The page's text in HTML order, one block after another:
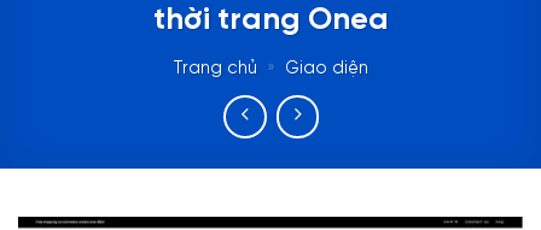
thời trang Onea
Trang chủ » Giao diện